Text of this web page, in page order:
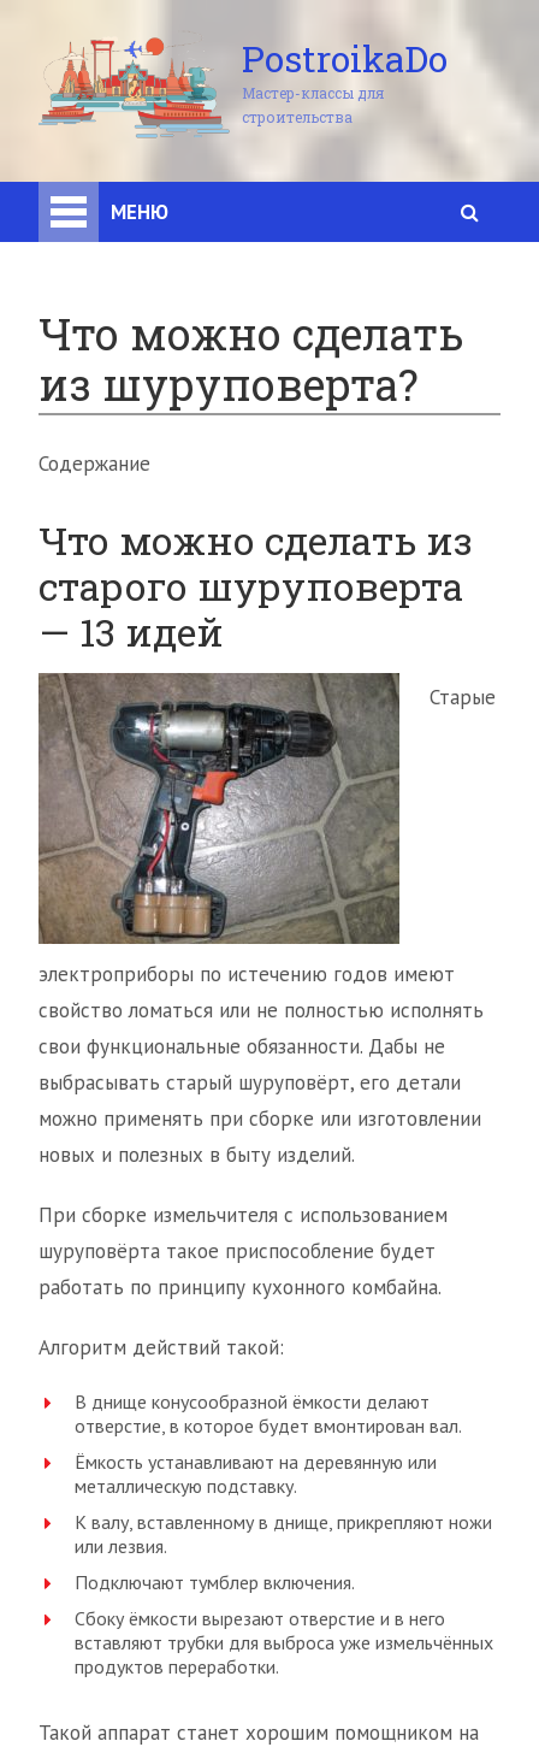
PostroikaDo
Мастер-классы для
строительства
МЕНЮ
Что можно сделать
из шуруповерта?
Содержание
Что можно сделать из
старого шуруповерта
— 13 идей
Старые
электроприборы по истечению годов имеют
свойство ломаться или не полностью исполнять
свои функциональные обязанности. Дабы не
выбрасывать старый шуруповёрт, его детали
можно применять при сборке или изготовлении
новых и полезных в быту изделий.
При сборке измельчителя с использованием
шуруповёрта такое приспособление будет
работать по принципу кухонного комбайна.
Алгоритм действий такой:
В днище конусообразной ёмкости делают
отверстие, в которое будет вмонтирован вал.
Ёмкость устанавливают на деревянную или
металлическую подставку.
К валу, вставленному в днище, прикрепляют ножи
или лезвия.
Подключают тумблер включения.
Сбоку ёмкости вырезают отверстие и в него
вставляют трубки для выброса уже измельчённых
продуктов переработки.
Такой аппарат станет хорошим помощником на